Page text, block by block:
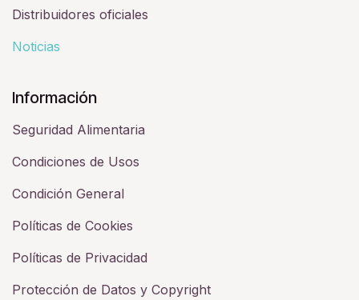
Distribuidores oficiales
Noticias
Información
Seguridad Alimentaria
Condiciones de Usos
Condición General
Políticas de Cookies
Políticas de Privacidad
Protección de Datos y Copyright